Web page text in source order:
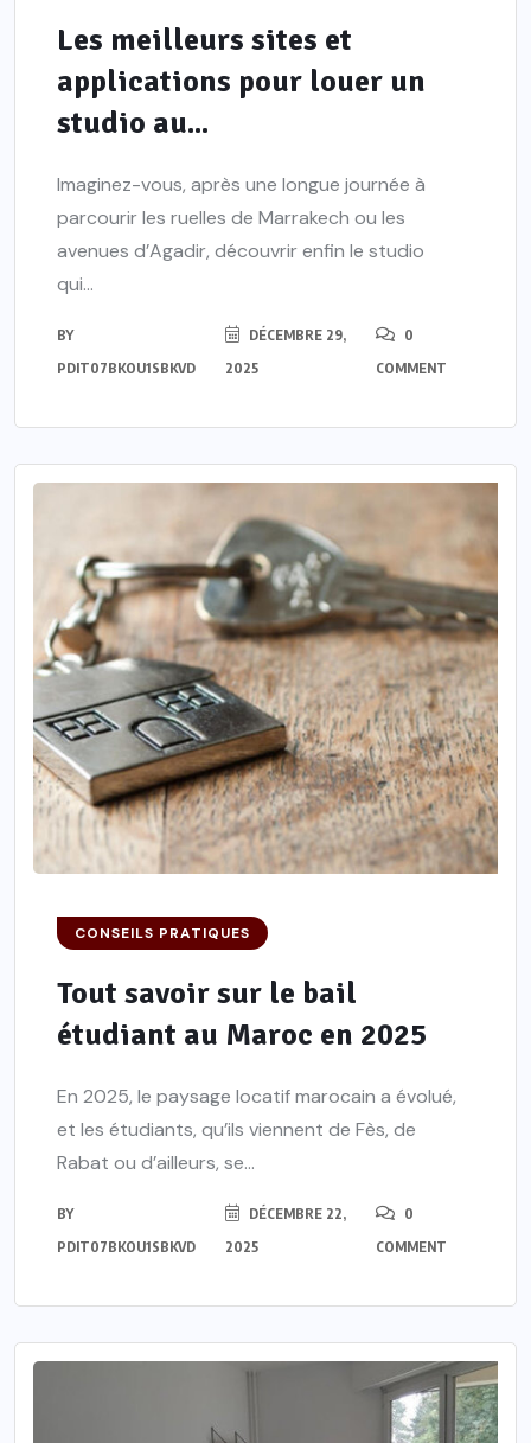
Les meilleurs sites et
applications pour louer un
studio au...
Imaginez-vous, après une longue journée à
parcourir les ruelles de Marrakech ou les
avenues d’Agadir, découvrir enfin le studio
qui...
BY
PDIT07BKOU1SBKVD
DÉCEMBRE 29,
2025
0
COMMENT
CONSEILS PRATIQUES
Tout savoir sur le bail
étudiant au Maroc en 2025
En 2025, le paysage locatif marocain a évolué,
et les étudiants, qu’ils viennent de Fès, de
Rabat ou d’ailleurs, se...
BY
PDIT07BKOU1SBKVD
DÉCEMBRE 22,
2025
0
COMMENT